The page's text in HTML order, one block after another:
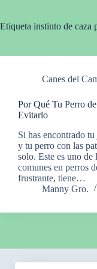
Etiqueta instinto de caza
Canes del
Por Qué Tu Perro
Evitarlo
Si has encontrado
y tu perro con las
solo. Este es uno de
comunes en perros
frustrante, tiene…
Manny Gro.